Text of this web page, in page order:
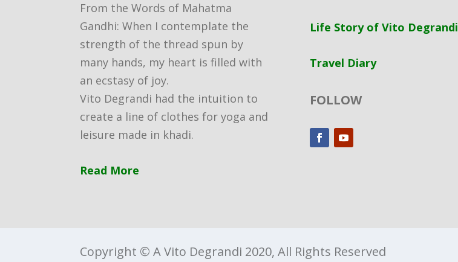
From the Words of Mahatma
Gandhi: When I contemplate the
strength of the thread spun by
many hands, my heart is filled with
an ecstasy of joy.
Vito Degrandi had the intuition to
create a line of clothes for yoga and
leisure made in khadi.
Read More
Life Story of Vito Degrandi
Travel Diary
FOLLOW
Copyright © A Vito Degrandi 2020, All Rights Reserved